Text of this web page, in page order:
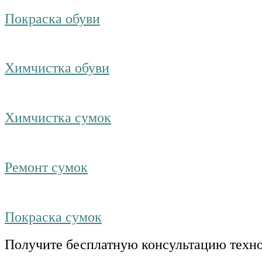
Покраска обуви
Химчистка обуви
Химчистка сумок
Ремонт сумок
Покраска сумок
Получите бесплатную консультацию